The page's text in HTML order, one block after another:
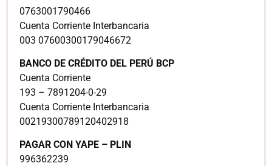
0763001790466
Cuenta Corriente Interbancaria
003 07600300179046672
BANCO DE CRÉDITO DEL PERÚ BCP
Cuenta Corriente
193 – 7891204-0-29
Cuenta Corriente Interbancaria
00219300789120402918
PAGAR CON YAPE – PLIN
996362239